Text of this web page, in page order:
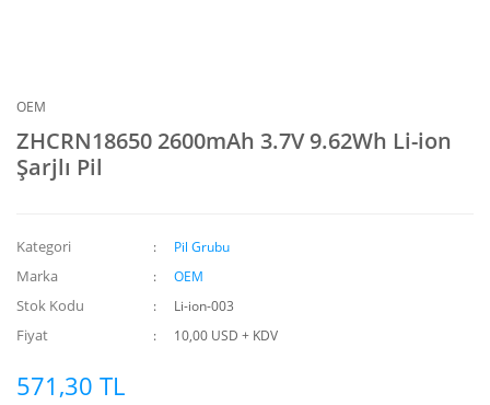
OEM
ZHCRN18650 2600mAh 3.7V 9.62Wh Li-ion
Şarjlı Pil
Kategori Pil Grubu
Marka OEM
Stok Kodu Li-ion-003
Fiyat 10,00 USD + KDV
571,30 TL